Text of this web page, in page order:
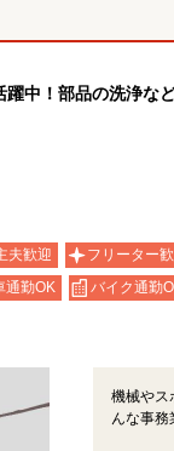
躍中！部品の洗浄な
夫歓迎 フリーター
通勤OK バイク通勤
機械やス
んな事務